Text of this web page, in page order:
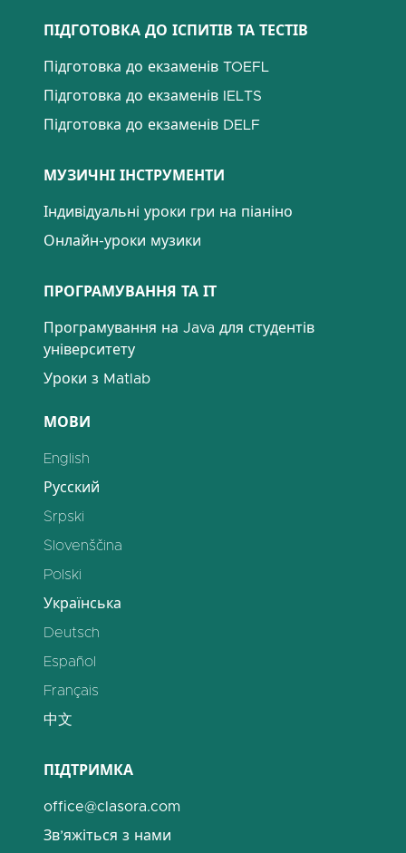
ПІДГОТОВКА ДО ІСПИТІВ ТА ТЕСТІВ
Підготовка до екзаменів TOEFL
Підготовка до екзаменів IELTS
Підготовка до екзаменів DELF
МУЗИЧНІ ІНСТРУМЕНТИ
Індивідуальні уроки гри на піаніно
Онлайн-уроки музики
ПРОГРАМУВАННЯ ТА ІТ
Програмування на Java для студентів
університету
Уроки з Matlab
МОВИ
English
Русский
Srpski
Slovenščina
Polski
Українська
Deutsch
Español
Français
中文
ПІДТРИМКА
office@clasora.com
Зв’яжіться з нами